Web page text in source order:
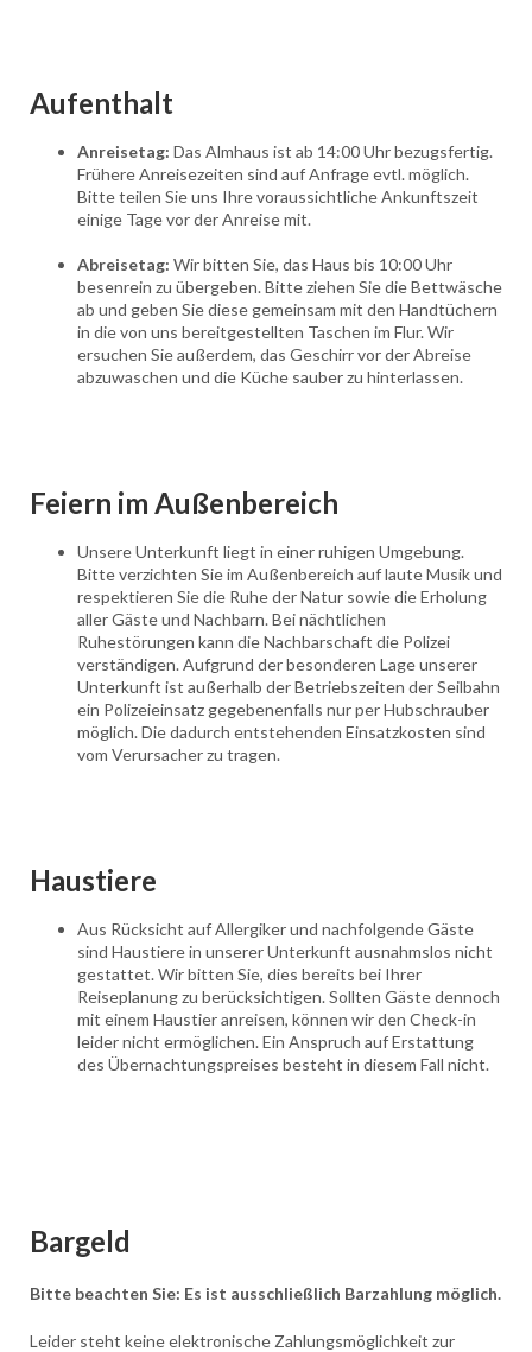
Aufenthalt
Anreisetag: Das Almhaus ist ab 14:00 Uhr bezugsfertig.
Frühere Anreisezeiten sind auf Anfrage evtl. möglich.
Bitte teilen Sie uns Ihre voraussichtliche Ankunftszeit
einige Tage vor der Anreise mit.
Abreisetag: Wir bitten Sie, das Haus bis 10:00 Uhr
besenrein zu übergeben. Bitte ziehen Sie die Bettwäsche
ab und geben Sie diese gemeinsam mit den Handtüchern
in die von uns bereitgestellten Taschen im Flur. Wir
ersuchen Sie außerdem, das Geschirr vor der Abreise
abzuwaschen und die Küche sauber zu hinterlassen.
Feiern im Außenbereich
Unsere Unterkunft liegt in einer ruhigen Umgebung.
Bitte verzichten Sie im Außenbereich auf laute Musik und
respektieren Sie die Ruhe der Natur sowie die Erholung
aller Gäste und Nachbarn. Bei nächtlichen
Ruhestörungen kann die Nachbarschaft die Polizei
verständigen. Aufgrund der besonderen Lage unserer
Unterkunft ist außerhalb der Betriebszeiten der Seilbahn
ein Polizeieinsatz gegebenenfalls nur per Hubschrauber
möglich. Die dadurch entstehenden Einsatzkosten sind
vom Verursacher zu tragen.
Haustiere
Aus Rücksicht auf Allergiker und nachfolgende Gäste
sind Haustiere in unserer Unterkunft ausnahmslos nicht
gestattet. Wir bitten Sie, dies bereits bei Ihrer
Reiseplanung zu berücksichtigen. Sollten Gäste dennoch
mit einem Haustier anreisen, können wir den Check-in
leider nicht ermöglichen. Ein Anspruch auf Erstattung
des Übernachtungspreises besteht in diesem Fall nicht.
Bargeld
Bitte beachten Sie: Es ist ausschließlich Barzahlung möglich.
Leider steht keine elektronische Zahlungsmöglichkeit zur